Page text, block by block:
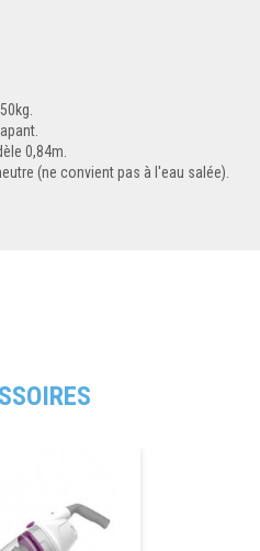
0,84m.
(ne convient pas à l'eau salée).